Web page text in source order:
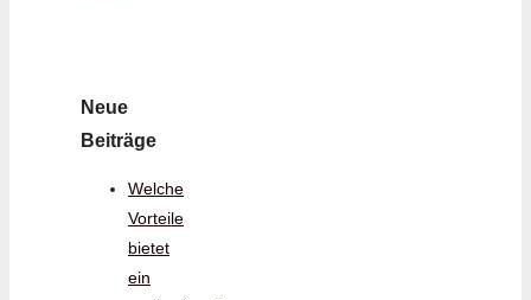
Neue
Beiträge
Welche
Vorteile
bietet
ein